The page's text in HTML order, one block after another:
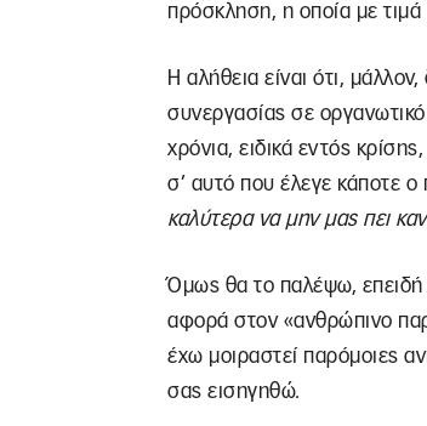
πρόσκληση, η οποία με τιμά
Η αλήθεια είναι ότι,
συνεργασίας σε
χρόνια, ειδικά εντός
σ’ αυτό που έλεγε κάποτε
καλύτερα να μην μας πει
Όμως θα το παλέψω, επειδή
αφορά στον «ανθρώπινο
έχω μοιραστεί παρόμοιες
σας εισηγηθώ.